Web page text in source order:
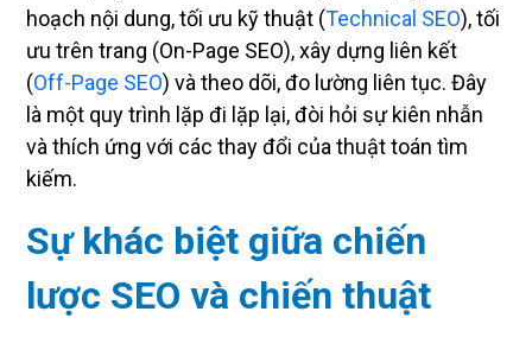
hoạch nội dung, tối ưu kỹ thuật (Technical SEO), tối
ưu trên trang (On-Page SEO), xây dựng liên kết
(Off-Page SEO) và theo dõi, đo lường liên tục. Đây
là một quy trình lặp đi lặp lại, đòi hỏi sự kiên nhẫn
và thích ứng với các thay đổi của thuật toán tìm
kiếm.
Sự khác biệt giữa chiến
lược SEO và chiến thuật